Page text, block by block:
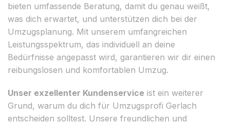
bieten umfassende Beratung, damit du genau weißt,
was dich erwartet, und unterstützen dich bei der
Umzugsplanung. Mit unserem umfangreichen
Leistungsspektrum, das individuell an deine
Bedürfnisse angepasst wird, garantieren wir dir einen
reibungslosen und komfortablen Umzug.
Unser exzellenter Kundenservice ist ein weiterer
Grund, warum du dich für Umzugsprofi Gerlach
entscheiden solltest. Unsere freundlichen und